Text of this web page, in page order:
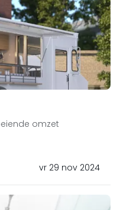
omzet
vr 29 nov 2024